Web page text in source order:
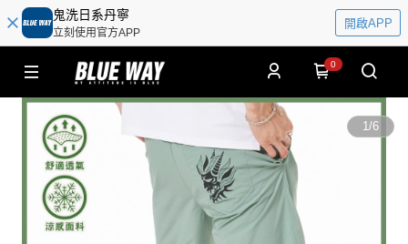
鬼洗日系丹寧
立刻使用官方APP
開啟APP
0
1/6